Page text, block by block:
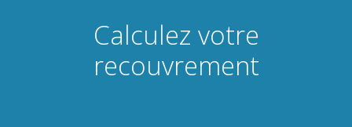
Calculez votre
recouvrement